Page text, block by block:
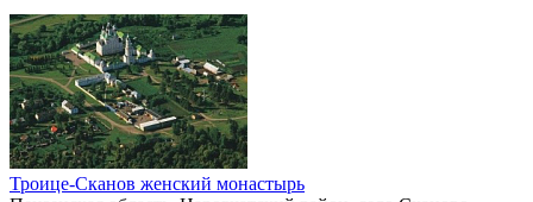
Троице-Сканов женский монастырь